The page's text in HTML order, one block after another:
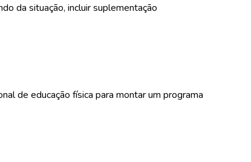
da situação, incluir suplementação
de educação física para montar um programa